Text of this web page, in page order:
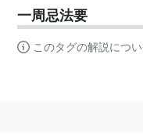
一周忌法要
このタグの解説につ